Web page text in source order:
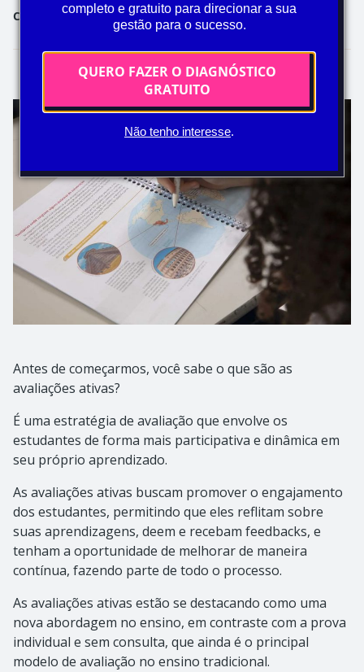
completo e gratuito para direcionar a sua
gestão para o sucesso.
QUERO FAZER O DIAGNÓSTICO
GRATUITO
Não tenho interesse.
Compartilhe
Antes de começarmos, você sabe o que são as
avaliações ativas?
É uma estratégia de avaliação que envolve os
estudantes de forma mais participativa e dinâmica em
seu próprio aprendizado.
As avaliações ativas buscam promover o engajamento
dos estudantes, permitindo que eles reflitam sobre
suas aprendizagens, deem e recebam feedbacks, e
tenham a oportunidade de melhorar de maneira
contínua, fazendo parte de todo o processo.
As avaliações ativas estão se destacando como uma
nova abordagem no ensino, em contraste com a prova
individual e sem consulta, que ainda é o principal
modelo de avaliação no ensino tradicional.